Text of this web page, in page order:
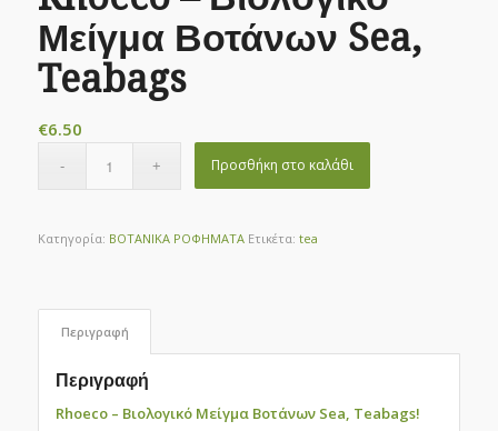
Μείγμα Βοτάνων Sea,
Teabags
€6.50
Προσθήκη στο καλάθι
Κατηγορία: ΒΟΤΑΝΙΚΑ ΡΟΦΗΜΑΤΑ Ετικέτα: tea
Περιγραφή
Περιγραφή
Rhoeco – Βιολογικό Μείγμα Βοτάνων Sea, Teabags!